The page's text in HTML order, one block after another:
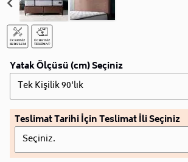
Yatak Ölçüsü (cm) Seçiniz
Tek Kişilik 90'lık
Teslimat Tarihi İçin Teslimat İli Seçiniz
Seçiniz.